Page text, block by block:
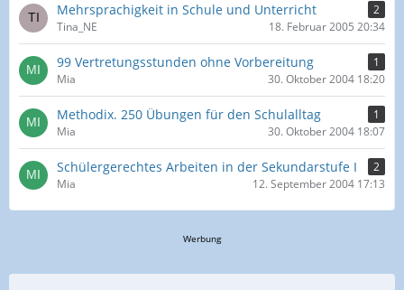
Mehrsprachigkeit in Schule und Unterricht
2
Tina_NE
18. Februar 2005 20:34
99 Vertretungsstunden ohne Vorbereitung
1
Mia
30. Oktober 2004 18:20
Methodix. 250 Übungen für den Schulalltag
1
Mia
30. Oktober 2004 18:07
Schülergerechtes Arbeiten in der Sekundarstufe I
2
Mia
12. September 2004 17:13
Werbung